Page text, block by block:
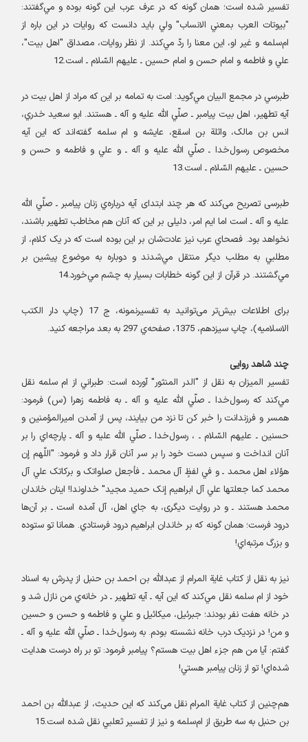
تفسير شده است؛ همان گونه که در عرف عرب اين گونه بوده و مي‌گفتند:
"بيوتات العرب بمعني الانساب" ولي بايد دانست که روايات در اين باره از
ام‌سلمه و غير او، اين معنا را ردّ مي‌کند. از نظر روايات، مصداق "اهل بيت"،
علي و فاطمه و امام حسن و امام حسين ـ عليهم السّلام ـ است.12
طبرسي در مجمع البيان مي‌گويد: امت به تمامه بر اين که مراد از اهل بيت در
آیه تطهیر، اهل بيت پيامبر ـ صلّي الله عليه و آله ـ هستند. ابو سعيد خدري،
انس بن مالک، واثلة بن اسقع، عايشه و ام سلمه گفته‌اند که اين آيه
مخصوص رسول‌خدا ـ صلّي الله عليه و آله ـ و علي و فاطمه و حسن و
حسين ـ عليهم السّلام ـ است.13
طبرسی تصريح می‌کند که هر چند ابتدای آيه درباره‌ي زنان پيامبر ـ صلّي الله
عليه و آله ـ است اما ایم امر، دليلی بر اين که آنان هم مخاطب تطهیر باشند،
نخواهد بود. فصحاي عرب نيز عادت‌شان بر اين بوده است که در يک کلام، از
مطلبي به مطلب ديگر منتقل مي‌شدند و دوباره به موضوع پيشين بر
مي‌گشتند. در قرآن از اين گونه خطابات بسيار به چشم مي‌خورد.14
برای اطلاعات بیش‌تر می‌توانید به تفسيرنمونه، ج 17 (چاپ دار الکتب
الاسلاميه)، چاپ سيزدهم، 1375، صفحه‌ي 297 به بعد مراجعه کنید
.
چند شاهد روایی
تفسير الميزان به نقل از "الدر المنثور" آورده است: طبراني از ام سلمه نقل
مي‌کند که رسول‌خدا ـ صلّي الله عليه و آله ـ به فاطمه زهرا (س) فرمود:
همسر و فرزندانت را خبر کن تا نزد من بيايند، پس از آمدن اميرالمؤمنين و
حسنين ـ عليهم السّلام ـ ، رسول‌خدا ـ صلّي الله عليه و آله ـ پارچه‌اي را بر
آنان انداخت و سپس دست خود را بر سر آنان قرار داد و فرمود: "اللّهم إن
هؤلاء اهل محمد ـ و في لفظٍ آل محمد ـ فأجعل صلواتک و برکاتک علي آل
محمد کما جعلتها علي آل ابراهيم إنک حميد مجيد" خداوندا! اينان خاندان
محمد هستند ـ و در روايت دیگری، به جاي اهل، آل آمده است ـ بر آن‌ها
درود فرست؛ همان گونه که بر خاندان ابراهيم درود فرستادي. همانا تو ستوده
و بزرگ مرتبه‌اي!
نیز به نقل از کتاب غاية‌ المرام از عبداللّه بن احمد بن حنبل از پدرش به اسناد
خود از ام سلمه نقل مي‌کند که اين آيه ـ آيه تطهير ـ در خانه‌ي من نازل شد و
در خانه هفت نفر بودند؛ جبرئيل، ميکائيل و علي و فاطمه و حسن و حسين
و من! در نزديک درب خانه نشسته بودم. به رسول‌خدا ـ صلّي الله عليه و آله ـ
گفتم: آيا من هم جزء اهل بيت هستم؟ پيامبر فرمود:تو بر راه درست هدايت
شده‌اي! تو از زنان پيامبر هستي!
هم‌چنین از کتاب غاية‌ المرام نقل می‌کند که اين حديث، از عبداللّه بن احمد
بن حنبل به سه طريق از ام‌سلمه و نيز از تفسير ثعلبي نقل شده است.15